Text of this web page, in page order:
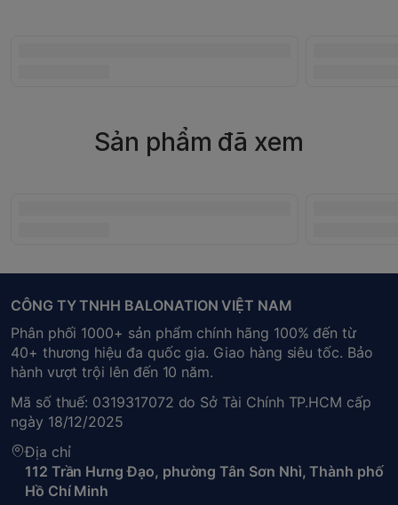
Sản phẩm đã xem
CÔNG TY TNHH BALONATION VIỆT NAM
Phân phối 1000+ sản phẩm chính hãng 100% đến từ
40+ thương hiệu đa quốc gia. Giao hàng siêu tốc. Bảo
hành vượt trội lên đến 10 năm.
Mã số thuế: 0319317072 do Sở Tài Chính TP.HCM cấp
ngày 18/12/2025
Địa chỉ
112 Trần Hưng Đạo, phường Tân Sơn Nhì, Thành phố
Hồ Chí Minh